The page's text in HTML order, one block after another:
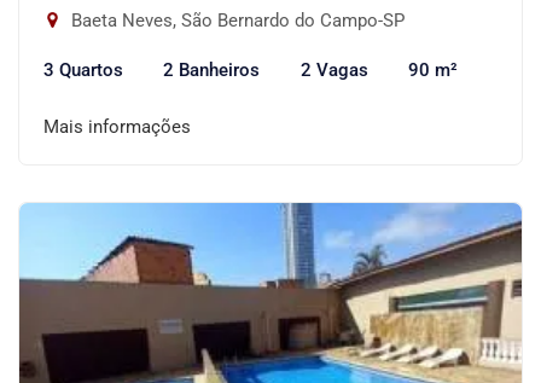
Baeta Neves, São Bernardo do Campo-SP
3 Quartos 2 Banheiros 2 Vagas 90 m²
Mais informações